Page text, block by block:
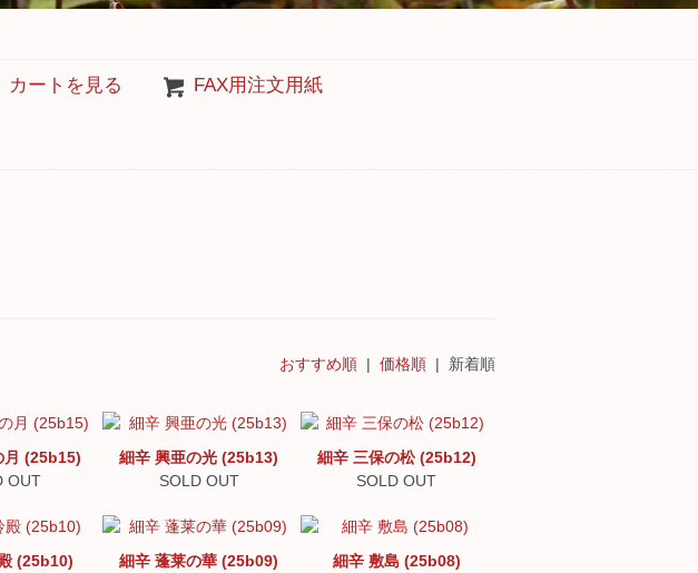
カートを見る
FAX用注文用紙
おすすめ順 | 価格順 | 新着順
月 (25b15)
OUT
細辛 興亜の光 (25b13)
SOLD OUT
細辛 三保の松 (25b12)
SOLD OUT
(25b10)
細辛 蓬莱の華 (25b09)
細辛 敷島 (25b08)